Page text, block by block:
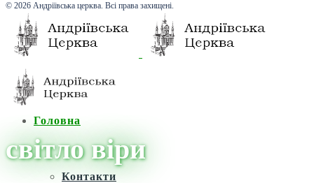
© 2026 Андріївська церква. Всі права захищені.
Головна
Контакти
світло віри